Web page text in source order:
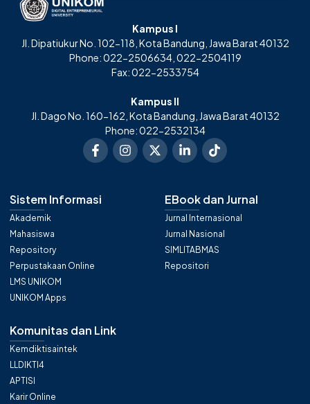
Kampus I
Jl. Dipatiukur No. 102-118, Kota Bandung, Jawa Barat 40132
Phone: 022-2506634, 022-2504119
Fax: 022-2533754
Kampus II
Jl. Dago No. 160-162, Kota Bandung, Jawa Barat 40132
Phone: 022-2532134
Sistem Informasi
Akademik
Mahasiswa
Repository
Perpustakaan Online
LMS UNIKOM
UNIKOM Apps
EBook dan Jurnal
Jurnal Internasional
Jurnal Nasional
SIMLITABMAS
Repositori
Komunitas dan Link
Kemdiktisaintek
LLDIKTI4
APTISI
Karir Online